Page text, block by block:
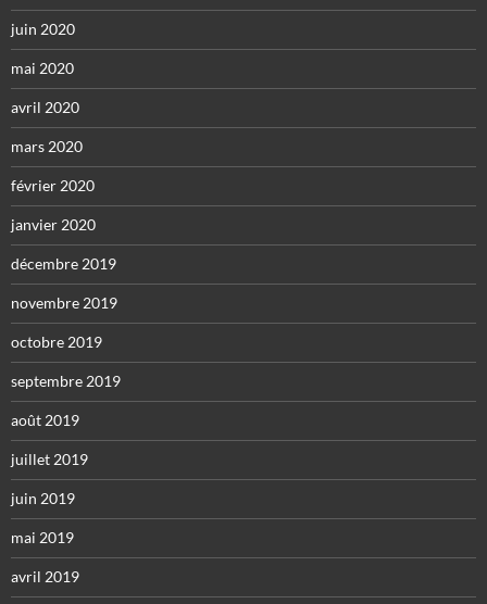
juin 2020
mai 2020
avril 2020
mars 2020
février 2020
janvier 2020
décembre 2019
novembre 2019
octobre 2019
septembre 2019
août 2019
juillet 2019
juin 2019
mai 2019
avril 2019